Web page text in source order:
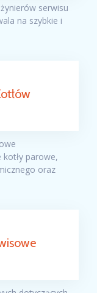
serwisu
na szybkie i
parowe,
oraz